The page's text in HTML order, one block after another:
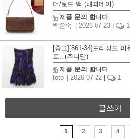
더/토드 백 (해피데이)
제품 문의 합니다
백은숙
| 2026-07-23 1
[중고][861-34]프리정도
트.. (주니맘)
제품 문의 합니다
toto
| 2026-07-22 1
글쓰기
1 2 3 4